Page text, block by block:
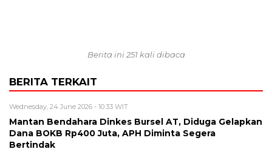
Berita ini 251 kali dibaca
BERITA TERKAIT
Wednesday, 24 June 2026 - 10:33 WIT
Mantan Bendahara Dinkes Bursel AT, Diduga Gelapkan
Dana BOKB Rp400 Juta, APH Diminta Segera
Bertindak